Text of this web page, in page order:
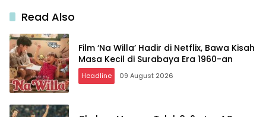
Read Also
Film ‘Na Willa’ Hadir di Netflix, Bawa Kisah
Masa Kecil di Surabaya Era 1960-an
Headline 09 August 2026